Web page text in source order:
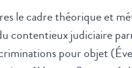
le cadre théorique et
contentieux judiciaire
pour objet